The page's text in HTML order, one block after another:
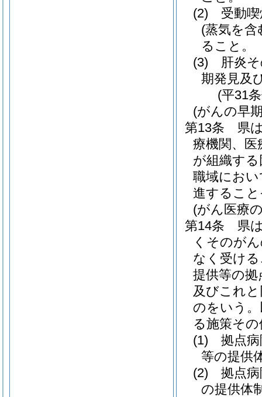
(2)
受動
(蒸気を含
ること。
(3)
肝炎
期発見及
(平31
(がんの早
第13条
県
療機関、医
が組織す
職域にお
進するこ
(がん医療
第14条
県
くそのが
なく受け
提供等の
及びこれ
のをいう
る施策そ
(1)
拠点
等の提供
(2)
拠点
の提供体